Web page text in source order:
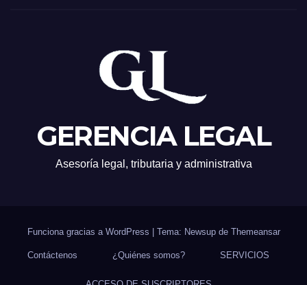
GERENCIA LEGAL
Asesoría legal, tributaria y administrativa
Funciona gracias a WordPress Tema: Newsup de Themeansar
Contáctenos ¿Quiénes somos? SERVICIOS